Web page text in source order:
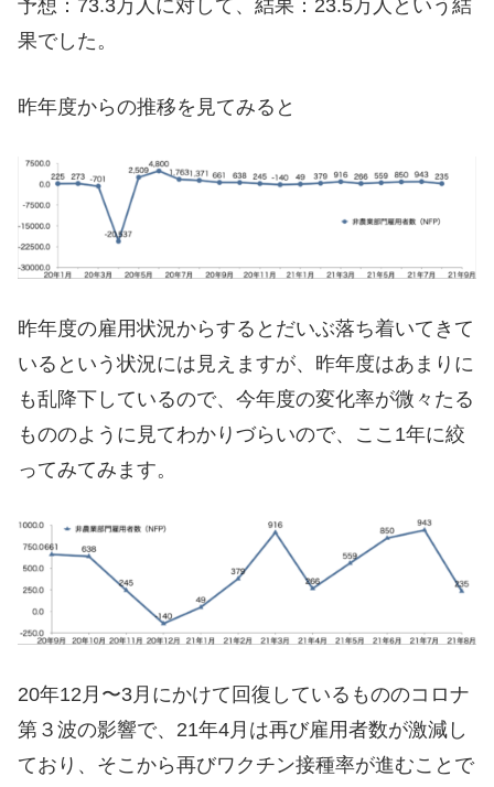
予想：73.3万人に対して、結果：23.5万人という結
果でした。
昨年度からの推移を見てみると
昨年度の雇用状況からするとだいぶ落ち着いてきて
いるという状況には見えますが、昨年度はあまりに
も乱降下しているので、今年度の変化率が微々たる
もののように見てわかりづらいので、ここ1年に絞
ってみてみます。
20年12月〜3月にかけて回復しているもののコロナ
第３波の影響で、21年4月は再び雇用者数が激減し
ており、そこから再びワクチン接種率が進むことで